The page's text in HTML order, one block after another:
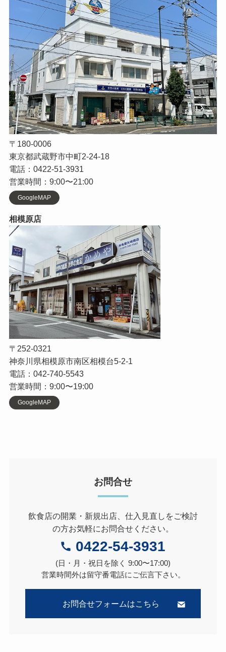
〒180-0006
東京都武蔵野市中町2-24-18
電話：0422-51-3931
営業時間：9:00〜21:00
GoogleMAP
相模原店
〒252-0321
神奈川県相模原市南区相模台5-2-1
電話：042-740-5543
営業時間：9:00〜19:00
GoogleMAP
お問合せ
飲食店の開業・新規出店、仕入見直しをご検討
の方お気軽にお問合せください。
0422-54-3931
(日・月・祝日を除く 9:00〜17:00)
営業時間外は留守番電話にご伝言下さい。
お問合せフォームはこちら